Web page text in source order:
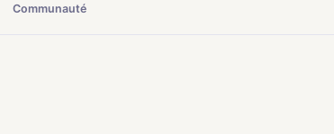
Communauté